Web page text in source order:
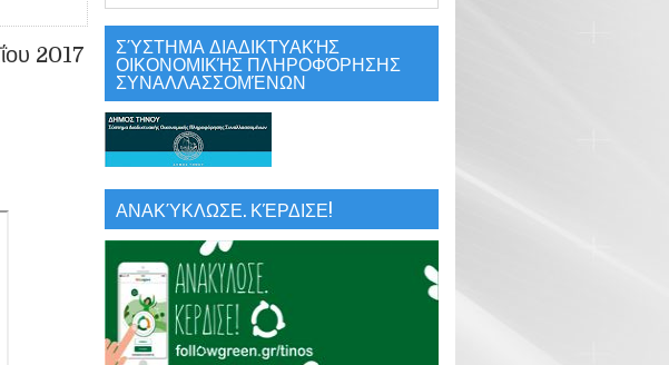
2017 ΣΎΣΤΗΜΑ ΔΙΑΔΙΚΤΥΑΚΉΣ
ΟΙΚΟΝΟΜΙΚΉΣ ΠΛΗΡΟΦΌΡΗΣΗΣ
ΣΥΝΑΛΛΑΣΣΟΜΈΝΩΝ
ΑΝΑΚΎΚΛΩΣΕ. ΚΈΡΔΙΣΕ!